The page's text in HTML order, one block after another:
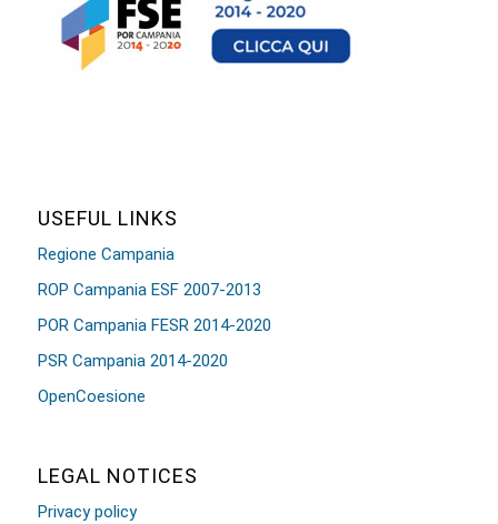
USEFUL LINKS
Regione Campania
ROP Campania ESF 2007-2013
POR Campania FESR 2014-2020
PSR Campania 2014-2020
OpenCoesione
LEGAL NOTICES
Privacy policy